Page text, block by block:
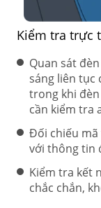
Kiểm tra trực
Quan sát
sáng liên tục
trong khi
cần kiểm tra
Đối chiếu mã
với thông tin
Kiểm tra kết
chắc chắn,